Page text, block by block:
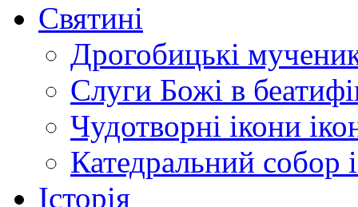
Святині
Дрогобицькі
Слуги Божі в
Чудотворні ікони
Катедральний собор
Історія